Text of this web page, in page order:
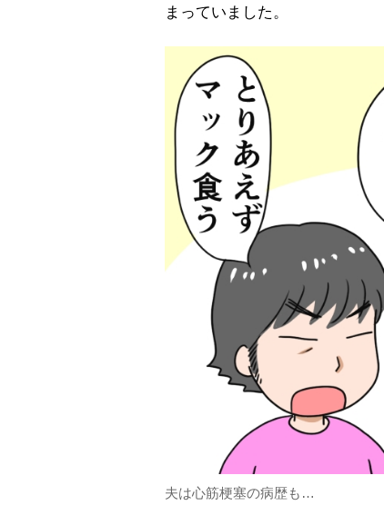
まっていました。
夫は心筋梗塞の病歴も…